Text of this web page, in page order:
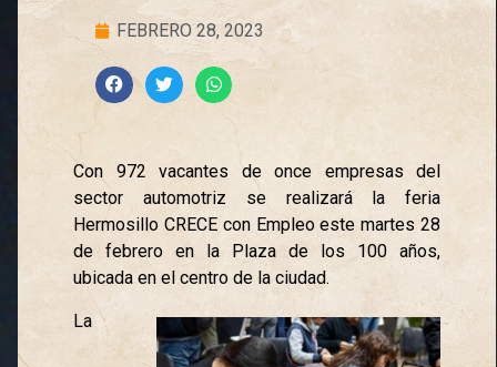
FEBRERO 28, 2023
Con 972 vacantes de once empresas del
sector automotriz se realizará la feria
Hermosillo CRECE con Empleo este martes 28
de febrero en la Plaza de los 100 años,
ubicada en el centro de la ciudad.
La